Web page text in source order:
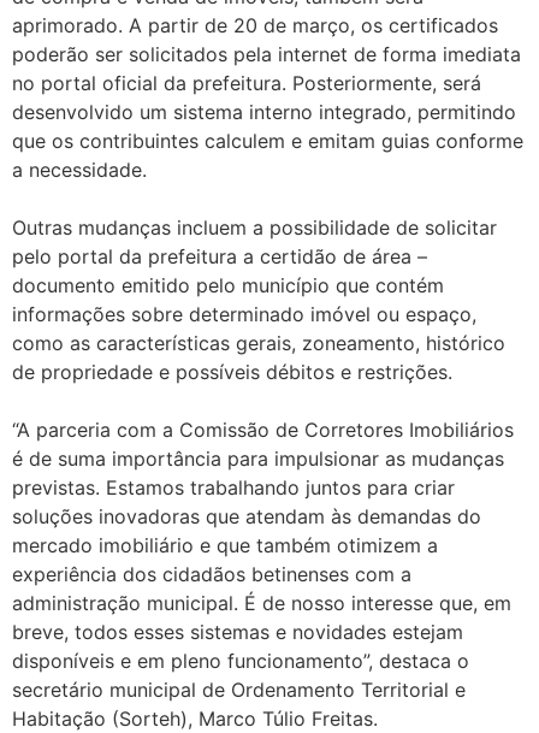
aprimorado. A partir de 20 de março, os certificados
poderão ser solicitados pela internet de forma imediata
no portal oficial da prefeitura. Posteriormente, será
desenvolvido um sistema interno integrado, permitindo
que os contribuintes calculem e emitam guias conforme
a necessidade.
Outras mudanças incluem a possibilidade de solicitar
pelo portal da prefeitura a certidão de área –
documento emitido pelo município que contém
informações sobre determinado imóvel ou espaço,
como as características gerais, zoneamento, histórico
de propriedade e possíveis débitos e restrições.
“A parceria com a Comissão de Corretores Imobiliários
é de suma importância para impulsionar as mudanças
previstas. Estamos trabalhando juntos para criar
soluções inovadoras que atendam às demandas do
mercado imobiliário e que também otimizem a
experiência dos cidadãos betinenses com a
administração municipal. É de nosso interesse que, em
breve, todos esses sistemas e novidades estejam
disponíveis e em pleno funcionamento”, destaca o
secretário municipal de Ordenamento Territorial e
Habitação (Sorteh), Marco Túlio Freitas.